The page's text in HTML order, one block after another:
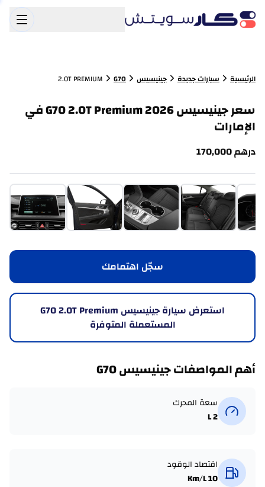
الرئيسية سيارات جديدة جينيسيس G70
2.0T PREMIUM
سعر جينيسيس G70 2.0T Premium 2026 في
الإمارات
درهم170,000
سجّل اهتمامك
استعرض سيارة جينيسيس G70 2.0T Premium
المستعملة المتوفرة
أهم المواصفات جينيسيس G70
سعة المحرك
2 L
اقتصاد الوقود
10 Km/L